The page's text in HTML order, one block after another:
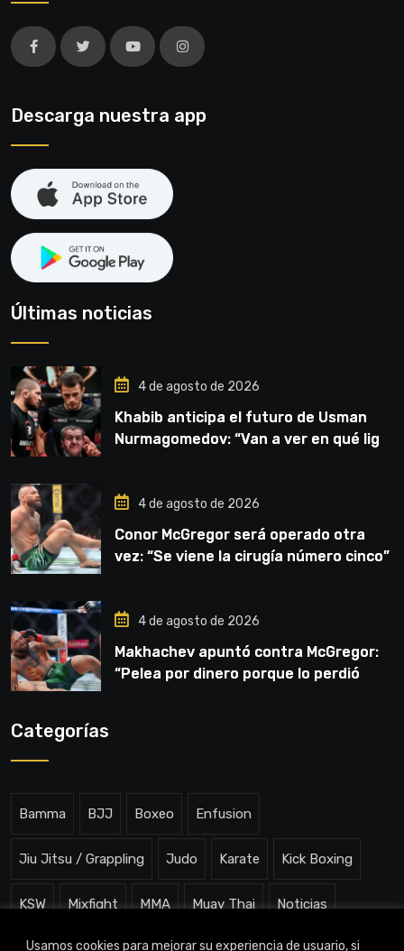
Usamos cookies para mejorar su experiencia de usuario, si
Descarga nuestra app
Últimas noticias
4 de agosto de 2026
Khabib anticipa el futuro de Usman
Nurmagomedov: “Van a ver en qué liga
4 de agosto de 2026
Conor McGregor será operado otra
vez: “Se viene la cirugía número cinco”
4 de agosto de 2026
Makhachev apuntó contra McGregor:
“Pelea por dinero porque lo perdió
Categorías
Bamma BJJ Boxeo Enfusion
Jiu Jitsu / Grappling Judo Karate Kick Boxing
KSW Mixfight MMA Muay Thai Noticias